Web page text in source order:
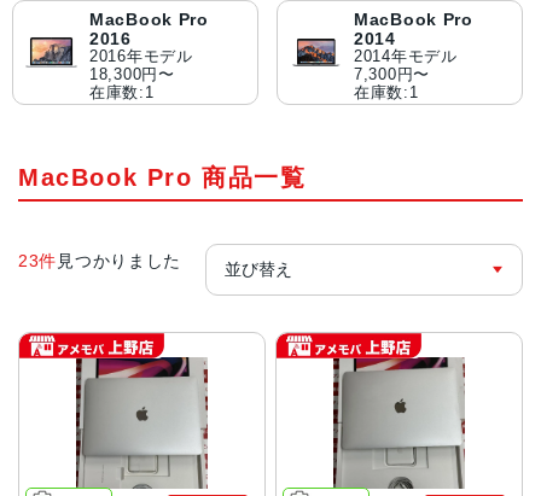
MacBook Pro
2016
2016年モデル
18,300円〜
在庫数:1
MacBook Pro
2014
2014年モデル
7,300円〜
在庫数:1
MacBook Pro 商品一覧
23件 見つかりました